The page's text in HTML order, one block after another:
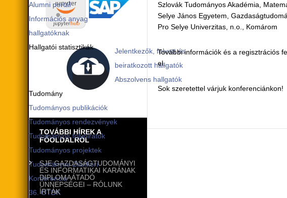
Alumni portál
Információs anyag
hallgatóknak
Hallgatói statisztikák
Jelentkezők, felvett és
beiratkozott hallgatók
Abszolvens hallgatók
Tudomány
Tudományos publikációk
Tudományos rendezvények
Tudományos folyóiratok
Tudományos projektek
Tudományos Diákköri
Konferencia
36. OTDK
Szlovák Tudományos Akadémia,
Selye János Egyetem,
Pro Selye Univerzitas, n.o., Komárom
További információk és a regisztrációs
el.
Sok szeretettel várjuk konferenciánkon!
TOVÁBBI HÍREK A
FŐOLDALRÓL
SJE GAZDASÁGTUDOMÁNYI
ÉS INFORMATIKAI KARÁNAK
DIPLOMAÁTADÓ
ÜNNEPSÉGEI – RÓLUNK
ÍRTÁK